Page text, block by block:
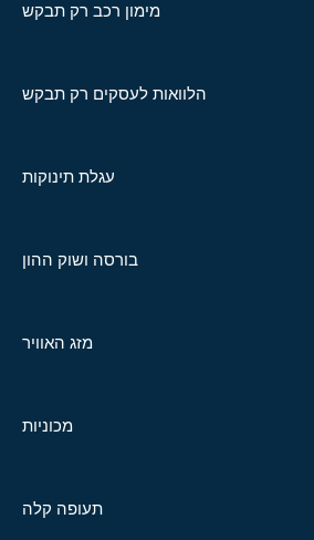
מימון רכב רק תבקש
הלוואות לעסקים רק תבקש
עגלת תינוקות
בורסה ושוק ההון
מזג האוויר
מכוניות
תעופה קלה